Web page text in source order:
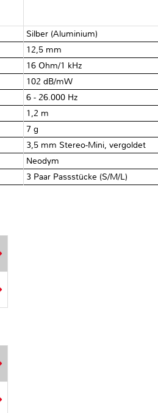
Silber (Aluminium)
12,5 mm
16 Ohm/1 kHz
102 dB/mW
6 - 26.000 Hz
1,2 m
7 g
3,5 mm Stereo-Mini, vergoldet
Neodym
3 Paar Passstücke (S/M/L)